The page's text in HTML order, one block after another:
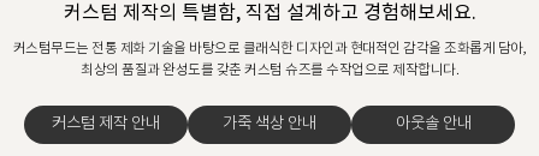
커스텀 제작의 특별함, 직접 설계하고 경험해보세요.
커스텀무드는 전통 제화 기술을 바탕으로 클래식한 디자인과 현대적인 감각을 조화롭게 담아,
최상의 품질과 완성도를 갖춘 커스텀 슈즈를 수작업으로 제작합니다.
커스텀 제작 안내 가죽 색상 안내 아웃솔 안내